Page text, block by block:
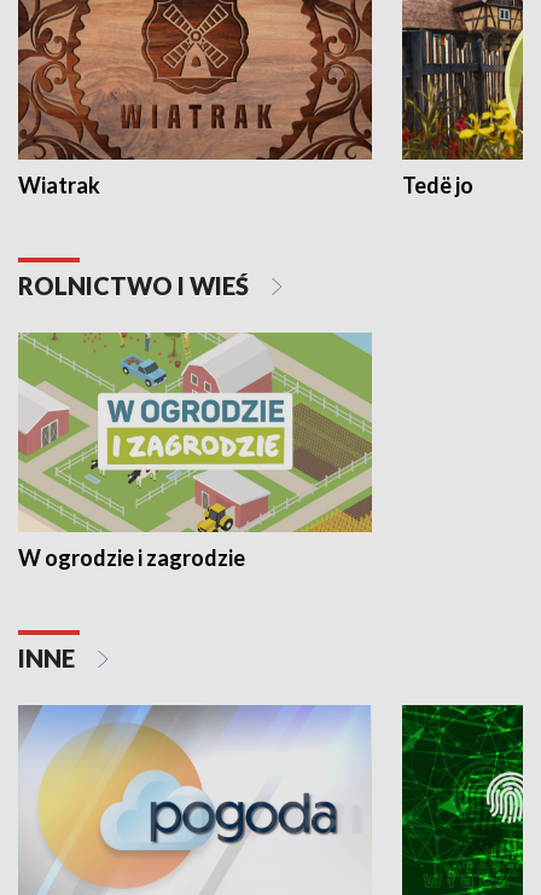
Wiatrak Tedë jo
ROLNICTWO I WIEŚ
W ogrodzie i zagrodzie
INNE